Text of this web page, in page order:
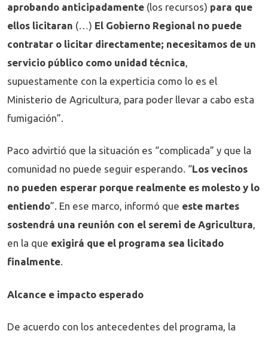
aprobando anticipadamente (los recursos) para que
ellos licitaran (…) El Gobierno Regional no puede
contratar o licitar directamente; necesitamos de un
servicio público como unidad técnica
supuestamente con la experticia como lo es el
Ministerio de Agricultura, para poder llevar a cabo esta
fumigación”.
Paco advirtió que la situación es “complicada” y que la
comunidad no puede seguir esperando. “Los vecinos
no pueden esperar porque realmente es molesto y lo
entiendo”. En ese marco, informó que este martes
sostendrá una reunión con el seremi de Agricultura,
en la que exigirá que el programa sea licitado
finalmente.
Alcance e impacto esperado
De acuerdo con los antecedentes del programa, la